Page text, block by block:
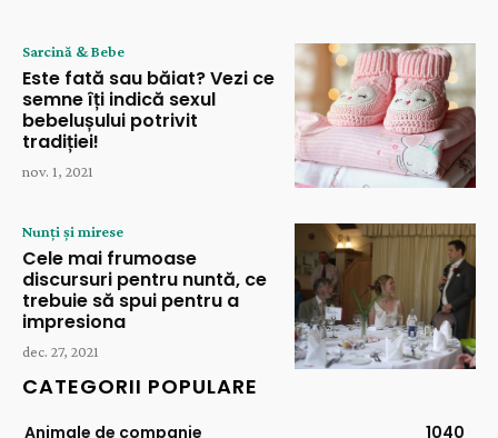
Sarcină & Bebe
Este fată sau băiat? Vezi ce
semne îți indică sexul
bebelușului potrivit
tradiției!
nov. 1, 2021
Nunți și mirese
Cele mai frumoase
discursuri pentru nuntă, ce
trebuie să spui pentru a
impresiona
dec. 27, 2021
CATEGORII POPULARE
Animale de companie 1040